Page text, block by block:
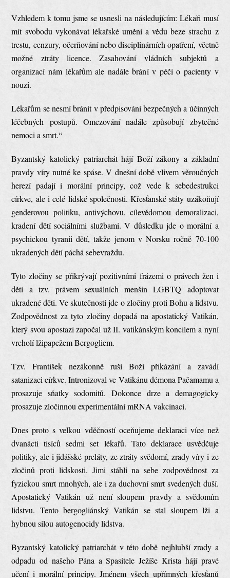
Vzhledem k tomu jsme se usnesli na následujícím: Lékaři musí
mít svobodu vykonávat lékařské umění a vědu beze strachu z
trestu, cenzury, očerňování nebo disciplinárních opatření, včetně
možné ztráty licence. Zasahování vládních subjektů a
organizací nám lékařům ale nadále brání v péči o pacienty v
nouzi.
Lékařům se nesmí bránit v předpisování bezpečných a účinných
léčebných postupů. Omezování nadále způsobují zbytečné
nemoci a smrt.“
Byzantský katolický patriarchát hájí Boží zákony a základní
pravdy víry nutné ke spáse. V dnešní době vlivem věroučných
herezí padají i morální principy, což vede k sebedestrukci
církve, ale i celé lidské společnosti. Křesťanské státy uzákoňují
genderovou politiku, antivýchovu, cílevědomou demoralizaci,
kradení dětí sociálními službami. V důsledku jde o morální a
psychickou tyranii dětí, takže jenom v Norsku ročně 70-100
ukradených dětí páchá sebevraždu.
Tyto zločiny se přikrývají pozitivními frázemi o právech žen i
dětí a tzv. právem sexuálních menšin LGBTQ adoptovat
ukradené děti. Ve skutečnosti jde o zločiny proti Bohu a lidstvu.
Zodpovědnost za tyto zločiny dopadá na apostatický Vatikán,
který svou apostazi započal už II. vatikánským koncilem a nyní
vrcholí lžipapežem Bergogliem.
Tzv. František nezákonně ruší Boží přikázání a zavádí
satanizaci církve. Intronizoval ve Vatikánu démona Pačamamu a
prosazuje sňatky sodomitů. Dokonce drze a demagogicky
prosazuje zločinnou experimentální mRNA vakcinaci.
Dnes proto s velkou vděčností oceňujeme deklaraci více než
dvanácti tisíců sedmi set lékařů. Tato deklarace usvědčuje
politiky, ale i jidášské preláty, ze ztráty svědomí, zrady víry i ze
zločinů proti lidskosti. Jimi stáhli na sebe zodpovědnost za
fyzickou smrt mnohých, ale i za duchovní smrt svedených duší.
Apostatický Vatikán už není sloupem pravdy a svědomím
lidstvu. Tento bergogliánský Vatikán se stal sloupem lži a
hybnou silou autogenocidy lidstva.
Byzantský katolický patriarchát v této době nejhlubší zrady a
odpadu od našeho Pána a Spasitele Ježíše Krista hájí pravé
učení i morální principy. Jménem všech upřímných křesťanů